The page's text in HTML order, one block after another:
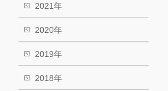
2021年
2020年
2019年
2018年